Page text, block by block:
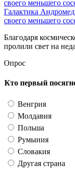
Галактика
своего меньшего
Благодаря
пролили свет на
Опрос
Кто первый
Венгрия
Молдавия
Польша
Румыния
Словакия
Другая страна